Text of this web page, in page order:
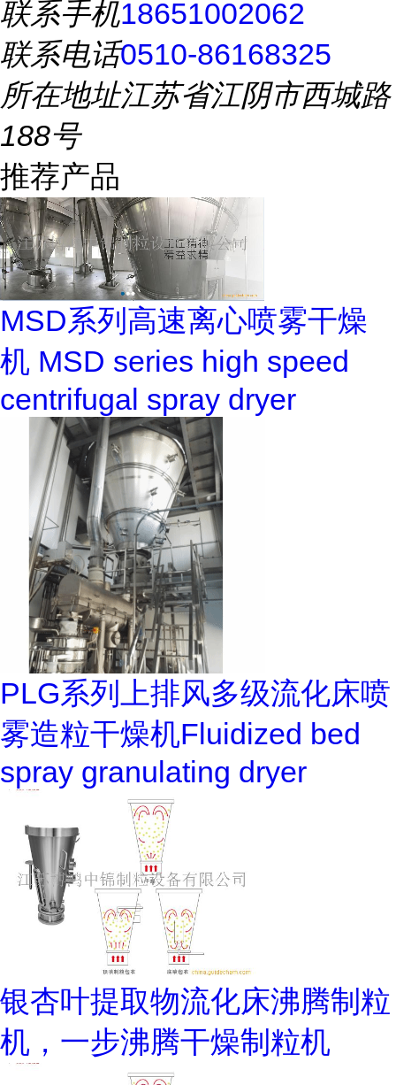
联系手机18651002062
联系电话0510-86168325
所在地址江苏省江阴市西城路
188号
推荐产品
MSD系列高速离心喷雾干燥
机 MSD series high speed
centrifugal spray dryer
PLG系列上排风多级流化床喷
雾造粒干燥机Fluidized bed
spray granulating dryer
银杏叶提取物流化床沸腾制粒
机，一步沸腾干燥制粒机